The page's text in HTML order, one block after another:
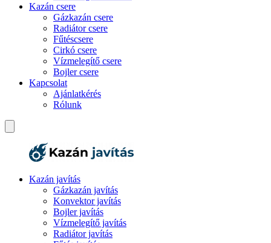
Kazán csere
Gázkazán csere
Radiátor csere
Fűtéscsere
Cirkó csere
Vízmelegítő csere
Bojler csere
Kapcsolat
Ajánlatkérés
Rólunk
Kazán javítás
Gázkazán javítás
Konvektor javítás
Bojler javítás
Vízmelegítő javítás
Radiátor javítás